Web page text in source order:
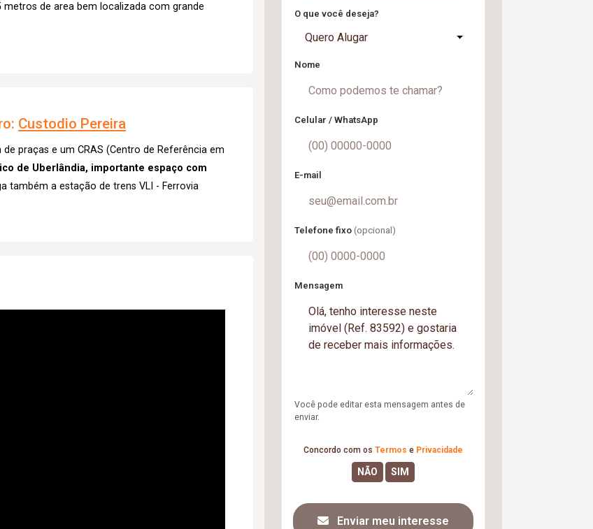
de area bem localizada com grande
Custodio Pereira
praças e um CRAS (Centro de Referência em
de Uberlândia, importante espaço com
também a estação de trens VLI - Ferrovia
O que você deseja?
Quero Alugar
Nome
Celular / WhatsApp
E-mail
Telefone fixo (opcional)
Mensagem
Você pode editar esta mensagem antes de
enviar.
Concordo com os Termos e Privacidade
Enviar meu interesse